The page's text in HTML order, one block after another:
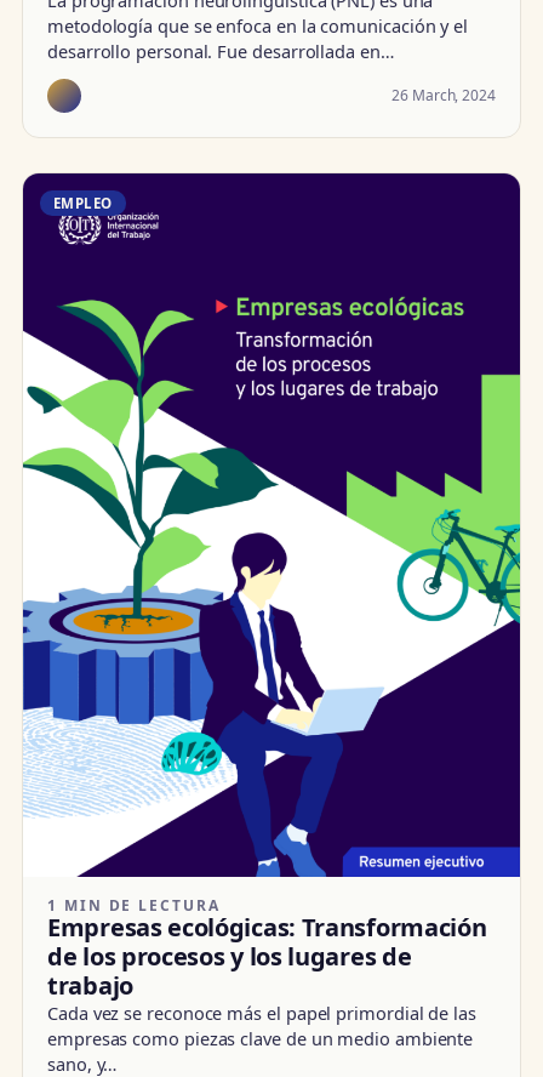
metodología que se enfoca en la comunicación y el
desarrollo personal. Fue desarrollada en…
26 March, 2024
EMPLEO
1 MIN DE LECTURA
Empresas ecológicas: Transformación
de los procesos y los lugares de
trabajo
Cada vez se reconoce más el papel primordial de las
empresas como piezas clave de un medio ambiente
sano, y…